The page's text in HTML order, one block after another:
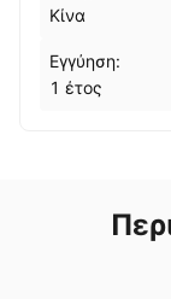
Κίνα
Εγγύηση:
1 έτος